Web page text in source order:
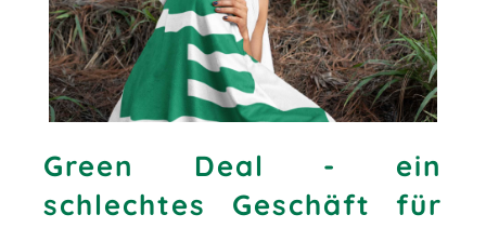
Green Deal - ein
schlechtes Geschäft für